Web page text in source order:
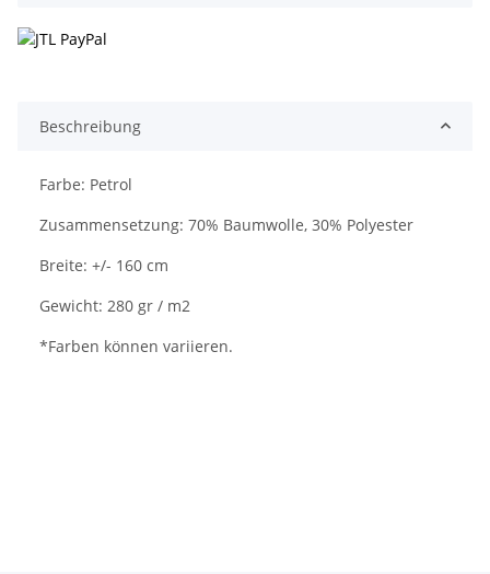
Beschreibung
Farbe: Petrol
Zusammensetzung: 70% Baumwolle, 30% Polyester
Breite: +/- 160 cm
Gewicht: 280 gr / m2
*Farben können variieren.